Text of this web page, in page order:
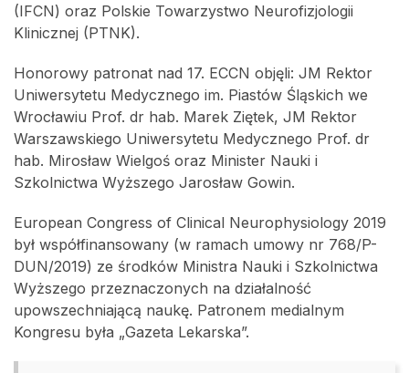
(IFCN) oraz Polskie Towarzystwo Neurofizjologii
Klinicznej (PTNK).
Honorowy patronat nad 17. ECCN objęli: JM Rektor
Uniwersytetu Medycznego im. Piastów Śląskich we
Wrocławiu Prof. dr hab. Marek Ziętek, JM Rektor
Warszawskiego Uniwersytetu Medycznego Prof. dr
hab. Mirosław Wielgoś oraz Minister Nauki i
Szkolnictwa Wyższego Jarosław Gowin.
European Congress of Clinical Neurophysiology 2019
był współfinansowany (w ramach umowy nr 768/P-
DUN/2019) ze środków Ministra Nauki i Szkolnictwa
Wyższego przeznaczonych na działalność
upowszechniającą naukę. Patronem medialnym
Kongresu była „Gazeta Lekarska”.